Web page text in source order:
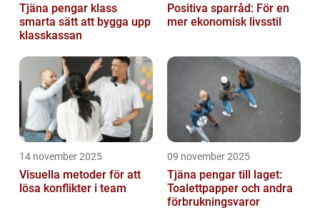
Tjäna pengar klass
smarta sätt att bygga upp
klasskassan
Positiva sparråd: För en
mer ekonomisk livsstil
14 november 2025
Visuella metoder för att
lösa konflikter i team
09 november 2025
Tjäna pengar till laget:
Toalettpapper och andra
förbrukningsvaror